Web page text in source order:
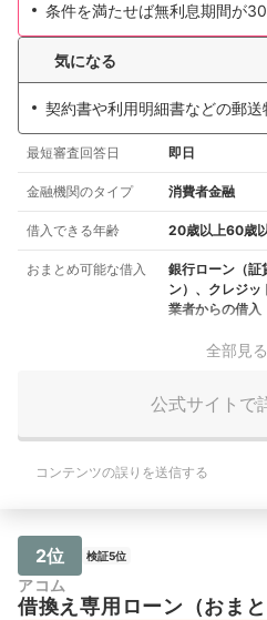
条件を満たせば無利息期間が30
気になる
契約書や利用明細書などの郵送
最短審査回答日 即日
金融機関のタイプ 消費者金融
借入できる年齢 20歳以上60歳
おまとめ可能な借入
銀行ローン（証
ン）、クレジッ
業者からの借入
全部見る
公式サイトで
コンテンツの誤りを送信する
2位 検証5位
アコム
借換え専用ローン（おまと